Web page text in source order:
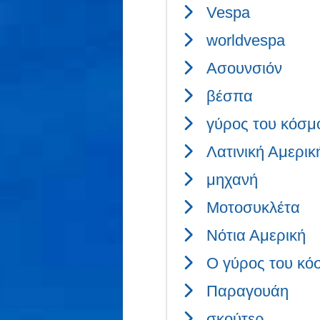
Vespa
worldvespa
Ασουνσιόν
βέσπα
γύρος του
Λατινική
μηχανή
Μοτοσυκλέτα
Νότια Αμερική
Ο γύρος του
Παραγουάη